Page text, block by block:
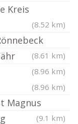
Kreis
(8.52 km)
(8.61 km)
(8.96 km)
(8.96 km)
Magnus
(9.1 km)